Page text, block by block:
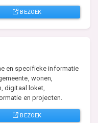
BEZOEK
en specifieke informatie
wonen,
digitaal loket,
en projecten.
BEZOEK